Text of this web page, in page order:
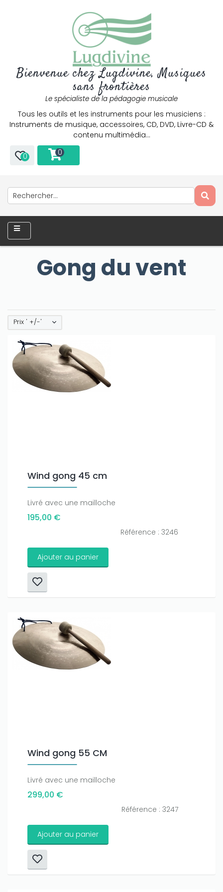
Bienvenue chez Lugdivine, Musiques
sans frontières
Le spécialiste de la pédagogie musicale
Tous les outils et les instruments pour les musiciens :
Instruments de musique, accessoires, CD, DVD, Livre-CD &
contenu multimédia…
0 0
Gong du vent
Prix ' +/-'
Wind gong 45 cm
Livré avec une mailloche
195,00 €
Référence : 3246
Ajouter au panier
Wind gong 55 CM
Livré avec une mailloche
299,00 €
Référence : 3247
Ajouter au panier